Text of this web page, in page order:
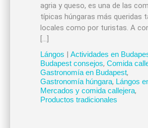
agria y queso, es una de las
típicas húngaras más queridas
locales como por turistas. A
[…]
Lángos | Actividades en
Budapest consejos, Comida
Gastronomía en Budapest,
Gastronomía húngara, Lángos
Mercados y comida callejera,
Productos tradicionales